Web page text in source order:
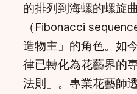
的排列到海螺的螺旋
（Fibonacci
造物主」的角色。如
律已轉化為花藝界
法則」。專業花藝師